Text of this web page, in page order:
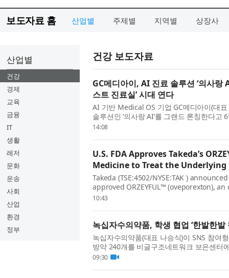
보도자료 홈 산업별 주제별 지역별 상장사
산업별
건강
경제
교육
금융
IT
생활
레저
문화
운송
사회
산업
환경
정부
건강 보도자료
GC메디아이, AI 진료 솔루션 ‘의사랑
스트 진료실’ 시대 연다
AI 기반 Medical OS 기업 GC메디아이(대
솔루션인 ‘의사랑 AI’를 그랜드 론칭한다고
슬로건 아래, 국내 시장 점유율 1위 전자차트
14:08
U.S. FDA Approves Takeda’s
Medicine to Treat the Underlying
Takeda (TSE:4502/NYSE:TAK )
approved ORZEYFUL™ (oveporexton),
treatment of narcolepsy type 1 (NT1,
10:43
녹십자수의약품, 학생 협업 ‘한발한
녹십자수의약품(대표 나승식)이 SNS 참여
방약 240개를 비글구조네트워크 보은센터
제학교 학생 프로젝트 ‘PawfectRxCycle’과
09:30